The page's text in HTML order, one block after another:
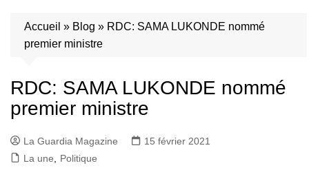
Accueil » Blog » RDC: SAMA LUKONDE nommé
premier ministre
RDC: SAMA LUKONDE nommé
premier ministre
La Guardia Magazine
15 février 2021
La une
Politique